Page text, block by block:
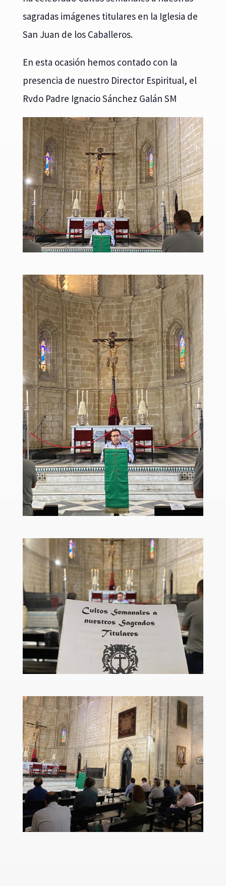
sagradas imágenes titulares en la Iglesia de
San Juan de los Caballeros.
En esta ocasión hemos contado con la
presencia de nuestro Director Espiritual, el
Rvdo Padre Ignacio Sánchez Galán SM